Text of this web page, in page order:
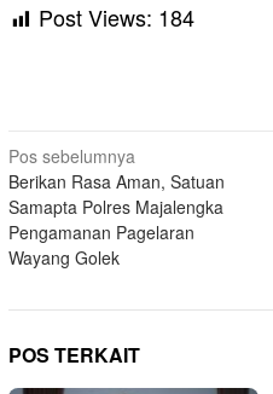
Post Views: 184
Navigasi
pos
Pos sebelumnya
Berikan Rasa Aman, Satuan
Samapta Polres Majalengka
Pengamanan Pagelaran
Wayang Golek
POS TERKAIT